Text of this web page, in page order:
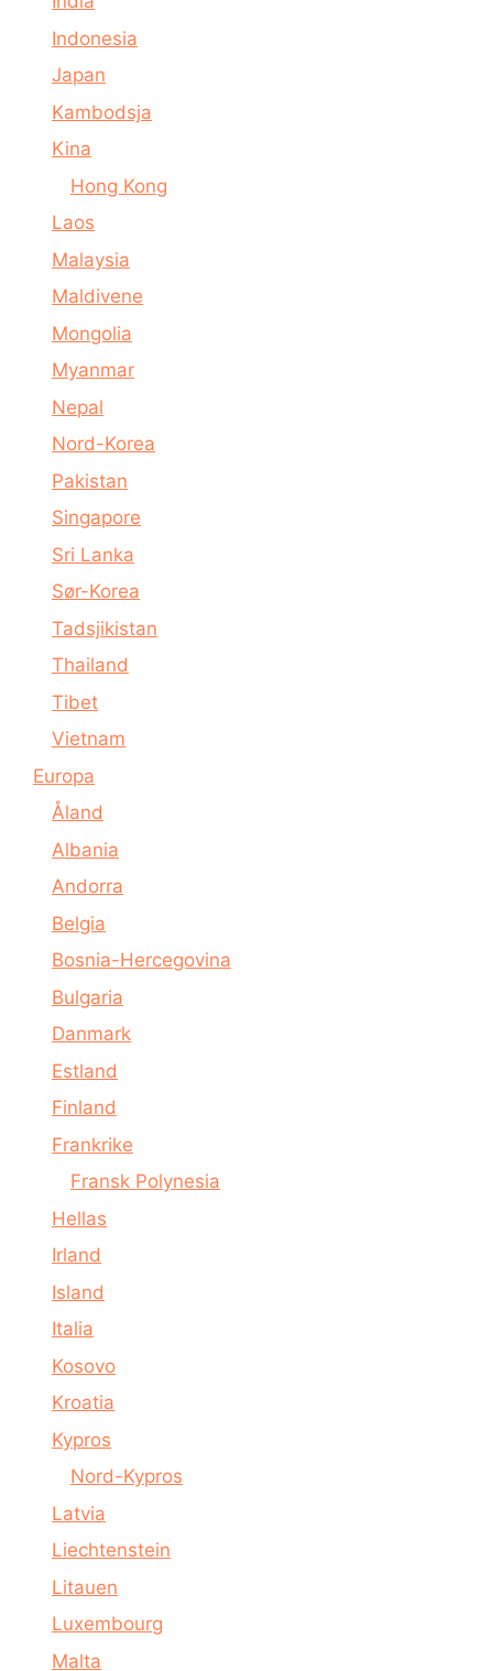
Indonesia
Japan
Kambodsja
Kina
Hong Kong
Laos
Malaysia
Maldivene
Mongolia
Myanmar
Nepal
Nord-Korea
Pakistan
Singapore
Sri Lanka
Sør-Korea
Tadsjikistan
Thailand
Tibet
Vietnam
Europa
Åland
Albania
Andorra
Belgia
Bosnia-Hercegovina
Bulgaria
Danmark
Estland
Finland
Frankrike
Fransk Polynesia
Hellas
Irland
Island
Italia
Kosovo
Kroatia
Kypros
Nord-Kypros
Latvia
Liechtenstein
Litauen
Luxembourg
Malta